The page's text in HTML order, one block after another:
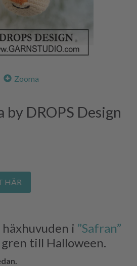
Zooma
by DROPS Design
HÄR
i ”Safran”
till Halloween.